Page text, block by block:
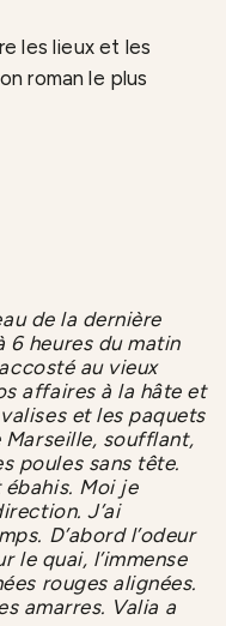
les lieux et les
roman le plus
de la dernière
6 heures du matin
au vieux
affaires à la hâte et
et les paquets
Marseille, soufflant,
poules sans tête.
ébahis. Moi je
J’ai
D’abord l’odeur
le quai, l’immense
rouges alignées.
amarres. Valia a